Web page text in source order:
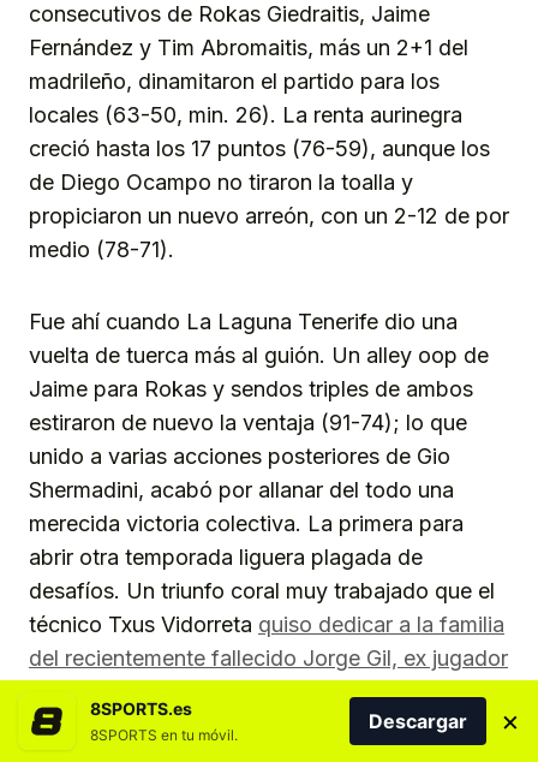
consecutivos de Rokas Giedraitis, Jaime
Fernández y Tim Abromaitis, más un 2+1 del
madrileño, dinamitaron el partido para los
locales (63-50, min. 26). La renta aurinegra
creció hasta los 17 puntos (76-59), aunque los
de Diego Ocampo no tiraron la toalla y
propiciaron un nuevo arreón, con un 2-12 de por
medio (78-71).
Fue ahí cuando La Laguna Tenerife dio una
vuelta de tuerca más al guión. Un alley oop de
Jaime para Rokas y sendos triples de ambos
estiraron de nuevo la ventaja (91-74); lo que
unido a varias acciones posteriores de Gio
Shermadini, acabó por allanar del todo una
merecida victoria colectiva. La primera para
abrir otra temporada liguera plagada de
desafíos. Un triunfo coral muy trabajado que el
técnico Txus Vidorreta quiso dedicar a la familia
del recientemente fallecido Jorge Gil, ex jugador
y ex entrenador del club
8SPORTS.es
8SPORTS en tu móvil.
Descargar ×